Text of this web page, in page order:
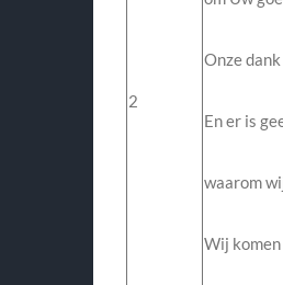
2
Onze
En er is
waarom
Wij